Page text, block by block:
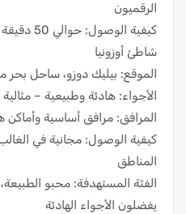
الرقميون
كيفية الوصول: حوالي 50 دقيقة بالسيارة أو الحافلة
شاطئ أوزونيا
الموقع: بيليك دوزو، ساحل بحر
الأجواء: هادئة وطبيعية –
المرافق: مرافق أساسية
كيفية الوصول: مجانية في
المناطق
الفئة المستهدفة: محبو الطبيعة،
يفضلون الأجواء الهادئة